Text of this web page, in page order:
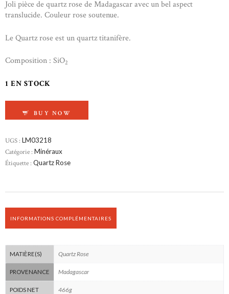
Joli pièce de quartz rose de Madagascar avec un bel aspect
translucide. Couleur rose soutenue.
Le Quartz rose est un quartz titanifère.
Composition : SiO2
1 EN STOCK
BUY NOW
UGS : LM03218
Catégorie : Minéraux
Étiquette : Quartz Rose
INFORMATIONS COMPLÉMENTAIRES
MATIÈRE(S) Quartz Rose
PROVENANCE Madagascar
POIDS NET 466g